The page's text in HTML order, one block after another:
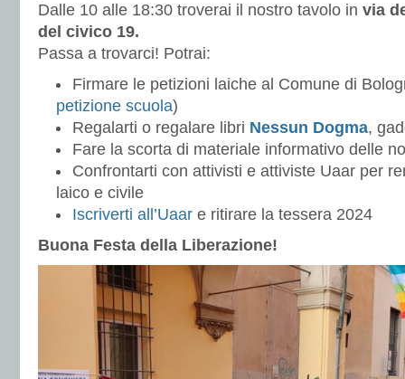
Dalle 10 alle 18:30 troverai il nostro tavolo in via
del civico 19.
Passa a trovarci! Potrai:
Firmare le petizioni laiche al Comune di
petizione scuola)
Regalarti o regalare libri Nessun Dogma,
Fare la scorta di materiale informativo delle
Confrontarti con attivisti e attiviste Uaar per
laico e civile
Iscriverti all’Uaar e ritirare la tessera 2024
Buona Festa della Liberazione!